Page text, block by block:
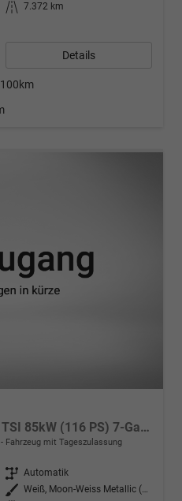
Kilometerstand
7.372 km
Details
Selection (Selection) 1.0 TSI 85kW (116 PS) 7-Gang DSG
Fahrzeug mit Tageszulassung
Getriebe Automatik
Außenfarbe
Weiß, Moon-Weiss Metallic (2Y)